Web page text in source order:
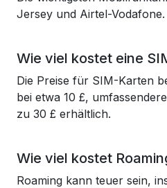
Jersey und Airtel-Vodafone.
Wie viel kostet eine
Die Preise für SIM-Karten
bei etwa 10 £,
zu 30 £ erhältlich.
Wie viel kostet
Roaming kann teuer sein,